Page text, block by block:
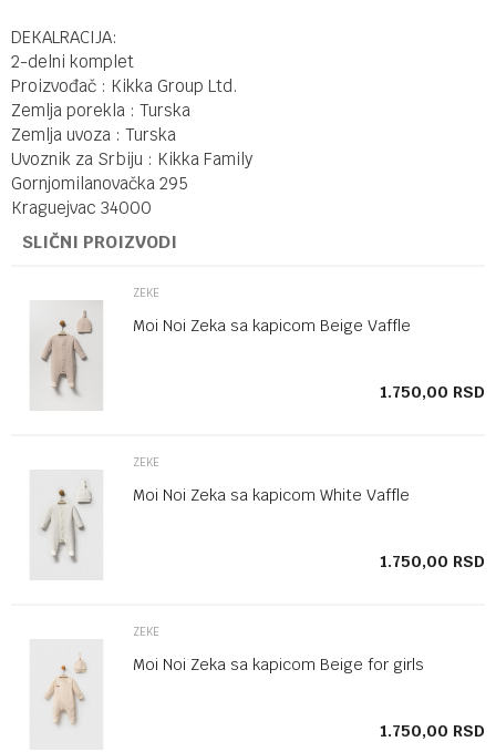
DEKALRACIJA:
2-delni komplet
Proizvođač : Kikka Group Ltd.
Zemlja porekla : Turska
Zemlja uvoza : Turska
Uvoznik za Srbiju : Kikka Family
Gornjomilanovačka 295
Kraguejvac 34000
SLIČNI PROIZVODI
ZEKE
Moi Noi Zeka sa kapicom Beige Vaffle
1.750,00 RSD
ZEKE
Moi Noi Zeka sa kapicom White Vaffle
1.750,00 RSD
ZEKE
Moi Noi Zeka sa kapicom Beige for girls
1.750,00 RSD